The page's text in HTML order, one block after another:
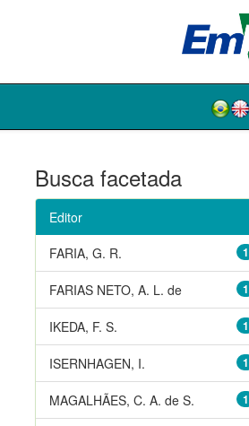
Busca facetada
Editor
1
FARIA, G. R.
1
FARIAS NETO, A. L. de
1
IKEDA, F. S.
1
ISERNHAGEN, I.
1
MAGALHÃES, C. A. de S.